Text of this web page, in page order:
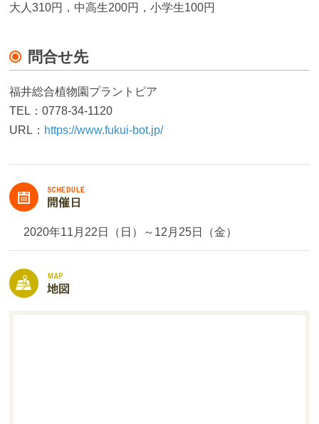
大人310円，中高生200円，小学生100円
問合せ先
福井総合植物園プラントピア
TEL：0778-34-1120
URL： https://www.fukui-bot.jp/
2020年11月22日（日）～12月25日（金）